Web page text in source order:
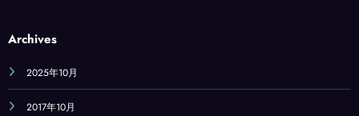
Archives
2025年10月
2017年10月